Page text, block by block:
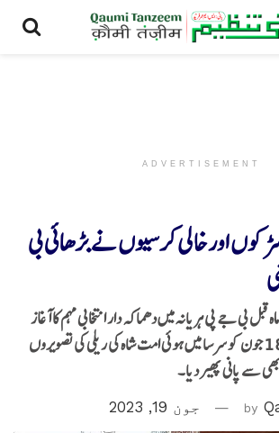
ADVERTISEMENT
اور خالی کرسیوں نے بڑھائی بی
لوک سبھا انتخاب سے 8 ماہ قبل بی جے پی ہریانہ میں دھماکہ دار انتخابی مہم کا آغاز
کرنا چاہ رہی تھی، لیکن 18 جون کو سرسا میں ہوئی امت شاہ کی ریلی کی تصویروں
سے پانی پھیر دیا۔
by جون 19, 2023